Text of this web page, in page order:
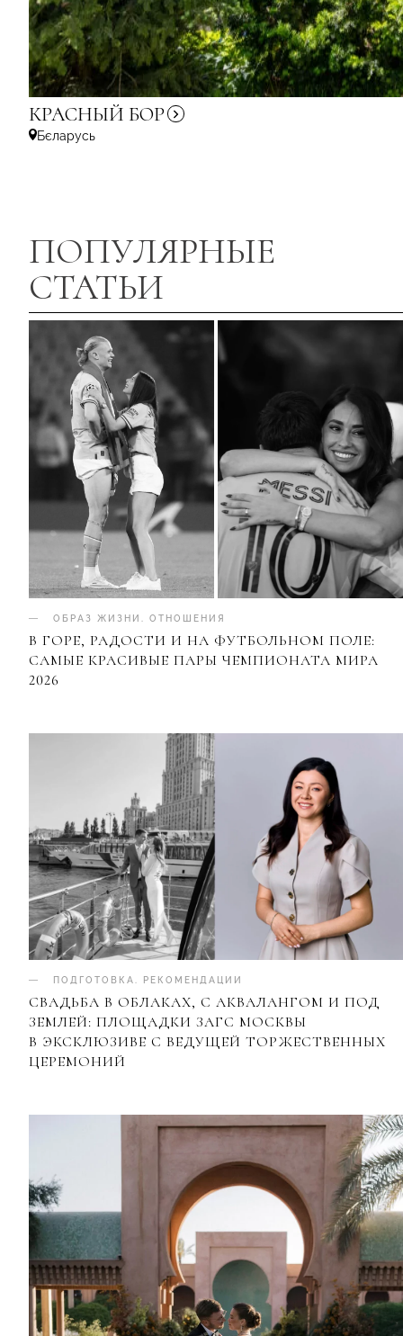
КРАСНЫЙ БОР
Бєларусь
ПОПУЛЯРНЫЕ
СТАТЬИ
ОБРАЗ ЖИЗНИ ОТНОШЕНИЯ
В ГОРЕ, РАДОСТИ И НА ФУТБОЛЬНОМ ПОЛЕ:
САМЫЕ КРАСИВЫЕ ПАРЫ ЧЕМПИОНАТА МИРА
2026
ПОДГОТОВКА. РЕКОМЕНДАЦИИ
СВАДЬБА В ОБЛАКАХ, С АКВАЛАНГОМ И ПОД
ЗЕМЛЕЙ: ПЛОЩАДКИ ЗАГС МОСКВЫ
В ЭКСКЛЮЗИВЕ С ВЕДУЩЕЙ ТОРЖЕСТВЕННЫХ
ЦЕРЕМОНИЙ